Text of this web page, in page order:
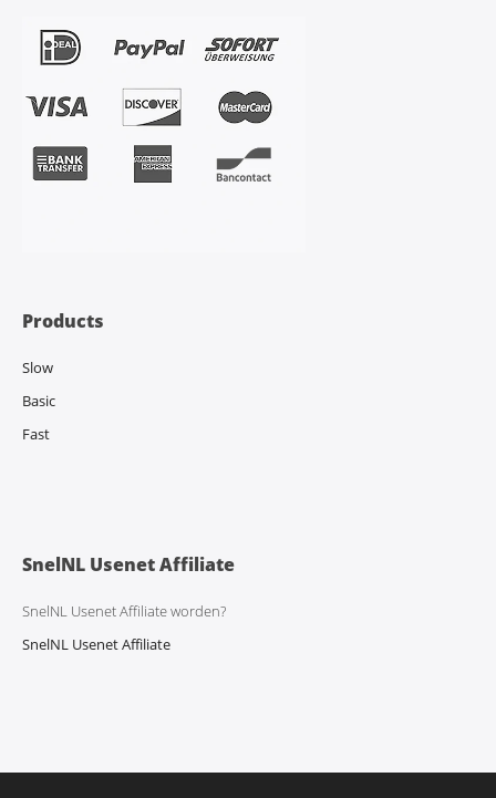
Products
Slow
Basic
Fast
SnelNL Usenet Affiliate
SnelNL Usenet Affiliate worden?
SnelNL Usenet Affiliate